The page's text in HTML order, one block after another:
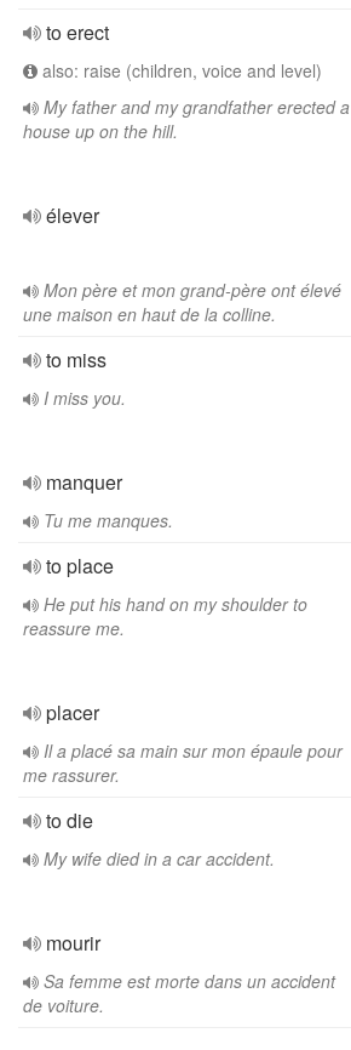
to erect
also: raise (children, voice and level)
My father and my grandfather erected a
house up on the hill.
élever
Mon père et mon grand-père ont élevé
une maison en haut de la colline.
to miss
I miss you.
manquer
Tu me manques.
to place
He put his hand on my shoulder to
reassure me.
placer
Il a placé sa main sur mon épaule pour
me rassurer.
to die
My wife died in a car accident.
mourir
Sa femme est morte dans un accident
de voiture.